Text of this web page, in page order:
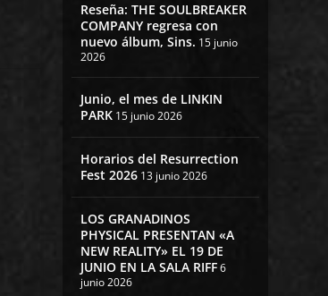
Reseña: THE SOULBREAKER
COMPANY regresa con
nuevo álbum, Sins. 15 junio
2026
Junio, el mes de LINKIN
PARK 15 junio 2026
Horarios del Resurrection
Fest 2026 13 junio 2026
LOS GRANADINOS
PHYSICAL PRESENTAN «A
NEW REALITY» EL 19 DE
JUNIO EN LA SALA RIFF6
junio 2026